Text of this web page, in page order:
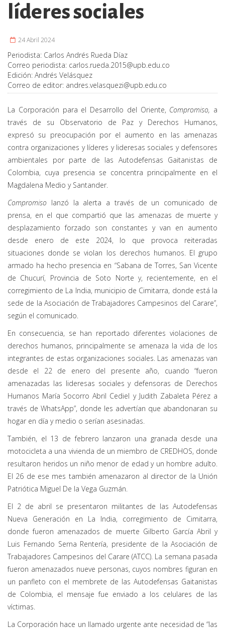
líderes sociales
24 Abril 2024
Periodista: Carlos Andrés Rueda Díaz
Correo periodista: carlos.rueda.2015@upb.edu.co
Edición: Andrés Velásquez
Correo de editor: andres.velasquezi@upb.edu.co
La Corporación para el Desarrollo del Oriente, Compromiso, a
través de su Observatorio de Paz y Derechos Humanos,
expresó su preocupación por el aumento en las amenazas
contra organizaciones y líderes y lideresas sociales y defensores
ambientales por parte de las Autodefensas Gaitanistas de
Colombia, cuya presencia se concentra principalmente en el
Magdalena Medio y Santander.
Compromiso lanzó la alerta a través de un comunicado de
prensa, en el que compartió que las amenazas de muerte y
desplazamiento forzado son constantes y van en aumento
desde enero de este 2024, lo que provoca reiteradas
situaciones donde se violan los derechos humanos. El grupo
armado ha hecho presencia en “Sabana de Torres, San Vicente
de Chucurí, Provincia de Soto Norte y, recientemente, en el
corregimiento de La India, municipio de Cimitarra, donde está la
sede de la Asociación de Trabajadores Campesinos del Carare”,
según el comunicado.
En consecuencia, se han reportado diferentes violaciones de
derechos humanos, principalmente se amenaza la vida de los
integrantes de estas organizaciones sociales. Las amenazas van
desde el 22 de enero del presente año, cuando “fueron
amenazadas las lideresas sociales y defensoras de Derechos
Humanos María Socorro Abril Cediel y Judith Zabaleta Pérez a
través de WhatsApp”, donde les advertían que abandonaran su
hogar en día y medio o serían asesinadas.
También, el 13 de febrero lanzaron una granada desde una
motocicleta a una vivienda de un miembro de CREDHOS, donde
resultaron heridos un niño menor de edad y un hombre adulto.
El 26 de ese mes también amenazaron al director de la Unión
Patriótica Miguel De la Vega Guzmán.
El 2 de abril se presentaron militantes de las Autodefensas
Nueva Generación en La India, corregimiento de Cimitarra,
donde fueron amenazados de muerte Gilberto García Abril y
Luis Fernando Serna Rentería, presidente de la Asociación de
Trabajadores Campesinos del Carare (ATCC). La semana pasada
fueron amenazados nueve personas, cuyos nombres figuran en
un panfleto con el membrete de las Autodefensas Gaitanistas
de Colombia, el mensaje fue enviado a los celulares de las
víctimas.
La Corporación hace un llamado urgente ante necesidad de “las